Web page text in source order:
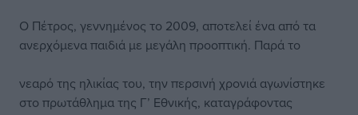
Ο Πέτρος, γεννημένος το 2009, αποτελεί ένα από τα
ανερχόμενα παιδιά με μεγάλη προοπτική. Παρά το
νεαρό της ηλικίας του, την περσινή χρονιά αγωνίστηκε
στο πρωτάθλημα της Γ’ Εθνικής, καταγράφοντας